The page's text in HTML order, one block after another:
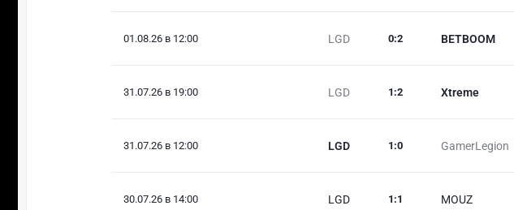
01.08.26 в 12:00 LGD BETBOOM
0:2
31.07.26 в 19:00 LGD Xtreme
1 :2
31.07.26 в 12:00 LGD GamerLegion
1 :0
30.07.26 в 14:00 LGD MOUZ
1 :1